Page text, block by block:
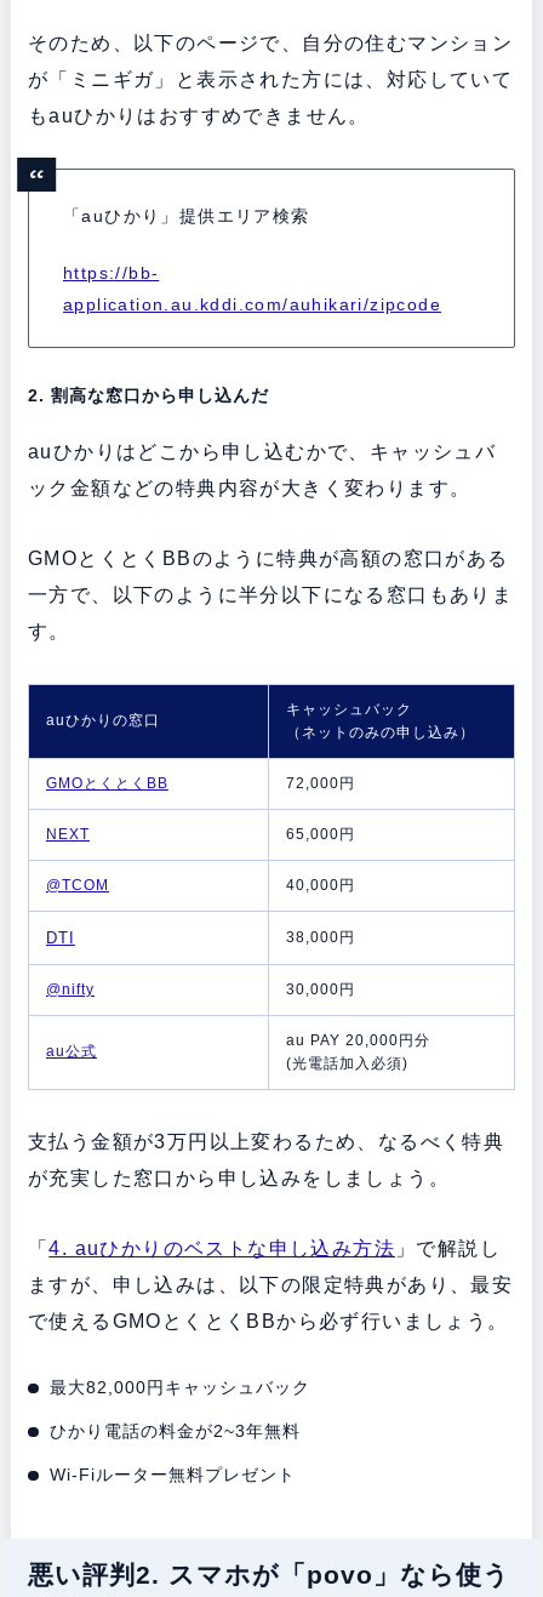
そのため、以下のページで、自分の住むマンション
が「ミニギガ」と表示された方には、対応していて
もauひかりはおすすめできません。
「auひかり」提供エリア検索
https://bb-
application.au.kddi.com/auhikari/zipcode
2. 割高な窓口から申し込んだ
auひかりはどこから申し込むかで、キャッシュバ
ック金額などの特典内容が大きく変わります。
GMOとくとくBBのように特典が高額の窓口がある
一方で、以下のように半分以下になる窓口もありま
す。
auひかりの窓口
キャッシュバック
（ネットのみの申し込み）
GMOとくとくBB 72,000円
NEXT 65,000円
@TCOM 40,000円
DTI 38,000円
@nifty 30,000円
au公式
au PAY 20,000円分
(光電話加入必須)
支払う金額が3万円以上変わるため、なるべく特典
が充実した窓口から申し込みをしましょう。
「4. auひかりのベストな申し込み方法 」で解説し
ますが、申し込みは、以下の限定特典があり、最安
で使えるGMOとくとくBBから必ず行いましょう。
最大82,000円キャッシュバック
ひかり電話の料金が2~3年無料
Wi-Fiルーター無料プレゼント
悪い評判2. スマホが「povo」なら使う